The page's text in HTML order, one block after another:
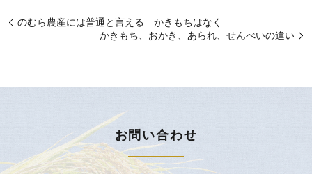
のむら農産には普通と言える かきもちはなく
かきもち、おかき、あられ、せんべいの違い
お問い合わせ